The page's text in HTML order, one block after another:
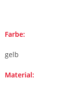
Farbe
gelb
Material